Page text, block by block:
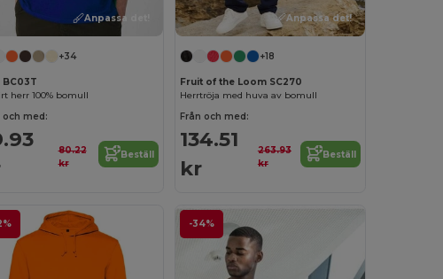
Anpassa det!
+34
BC03T
herr 100% bomull
och med:
80.22
kr
Beställ
Anpassa det!
+18
Fruit of the Loom SC270
Herrtröja med huva av bomull
Från och med:
134.51
kr
263.93
kr
Beställ
-34%